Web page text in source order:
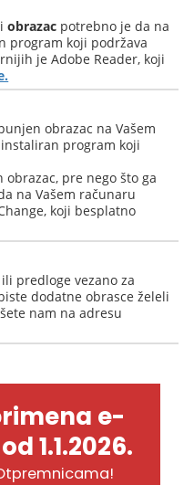
obrazac potrebno je da na
program koji podržava
je Adobe Reader, koji
obrazac na Vašem
program koji
pre nego što ga
na Vašem računaru
koji besplatno
predloge vezano za
dodatne obrasce želeli
nam na adresu
e-
1.1.2026.